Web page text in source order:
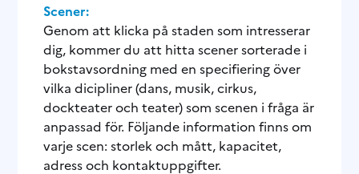
Scener:
Genom att klicka på staden som intresserar
dig, kommer du att hitta scener sorterade i
bokstavsordning med en specifiering över
vilka dicipliner (dans, musik, cirkus,
dockteater och teater) som scenen i fråga är
anpassad för. Följande information finns om
varje scen: storlek och mått, kapacitet,
adress och kontaktuppgifter.